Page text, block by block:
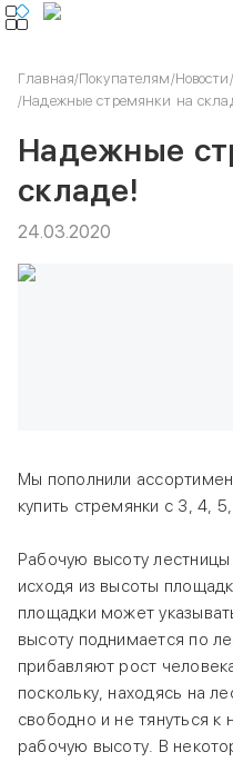
Главная/Покупателям/Новости/
/Надежные стремянки на
Надежные
складе!
24.03.2020
Мы пополнили
купить стремянки с 3, 4,
Рабочую высоту
исходя из высоты
площадки может
высоту поднимается по
прибавляют рост
поскольку, находясь на
свободно и не тянуться
рабочую высоту. В